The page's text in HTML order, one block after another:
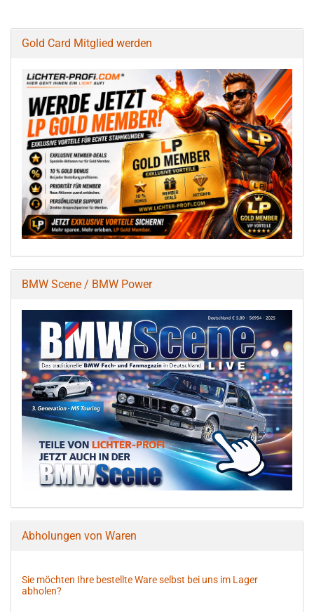
Gold Card Mitglied werden
BMW Scene / BMW Power
Abholungen von Waren
Sie möchten Ihre bestellte Ware selbst bei uns im Lager
abholen?